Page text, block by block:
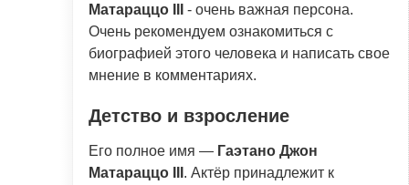
Матараццо III
- очень важная персона.
Очень рекомендуем ознакомиться с
биографией этого человека и написать свое
мнение в комментариях.
Детство и взросление
Его полное имя — Гаэтано Джон
Матараццо III . Актёр принадлежит к